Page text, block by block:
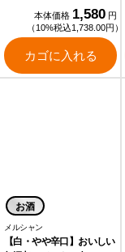
本体価格 1,580 円
（10%税込1,738.00円）
カゴに入れる
お酒
メルシャン
【白・やや辛口】おいしい